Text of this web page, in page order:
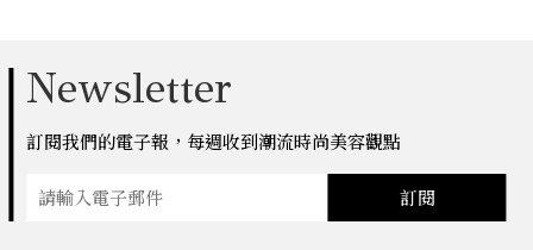
Newsletter
訂閱我們的電子報，每週收到潮流時尚美容觀點
訂閱